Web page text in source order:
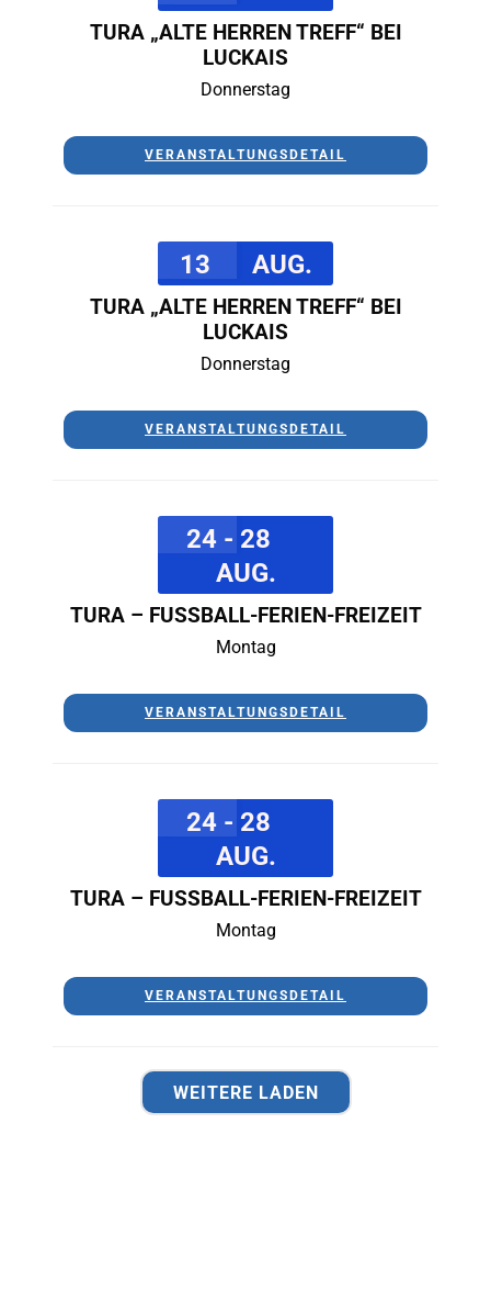
TURA „ALTE HERREN TREFF“ BEI
LUCKAIS
Donnerstag
VERANSTALTUNGSDETAIL
13 AUG.
TURA „ALTE HERREN TREFF“ BEI
LUCKAIS
Donnerstag
VERANSTALTUNGSDETAIL
24 - 28
AUG.
TURA – FUSSBALL-FERIEN-FREIZEIT
Montag
VERANSTALTUNGSDETAIL
24 - 28
AUG.
TURA – FUSSBALL-FERIEN-FREIZEIT
Montag
VERANSTALTUNGSDETAIL
WEITERE LADEN